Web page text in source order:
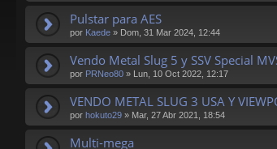
Pulstar para AES
por Kaede » Dom, 31 Mar 2024, 12:44
Vendo Metal Slug 5 y SSV Special
por PRNeo80 » Lun, 10 Oct 2022, 12:17
VENDO METAL SLUG 3 USA Y
por hokuto29 » Mar, 27 Abr 2021, 18:54
Multi-mega